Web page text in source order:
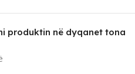
produktin në dyqanet tona